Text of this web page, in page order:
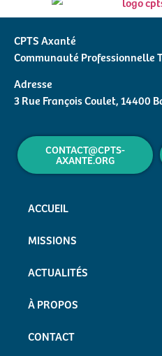
CPTS Axanté
Communauté Professionnelle
Adresse
3 Rue François Coulet, 14400
CONTACT@CPTS-
AXANTE.ORG
ACCUEIL
MISSIONS
ACTUALITÉS
À PROPOS
CONTACT